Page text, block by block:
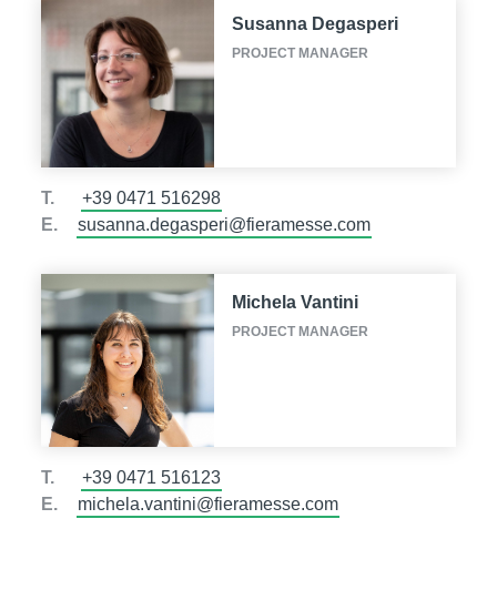
Susanna Degasperi
PROJECT MANAGER
T.
+39 0471 516298
E.
susanna.degasperi@fieramesse.com
Michela Vantini
PROJECT MANAGER
T.
+39 0471 516123
E.
michela.vantini@fieramesse.com